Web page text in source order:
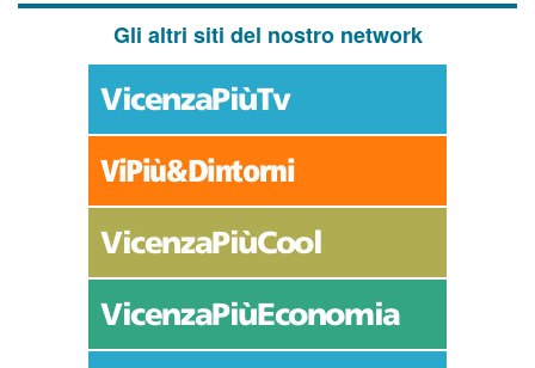
Gli altri siti del nostro network